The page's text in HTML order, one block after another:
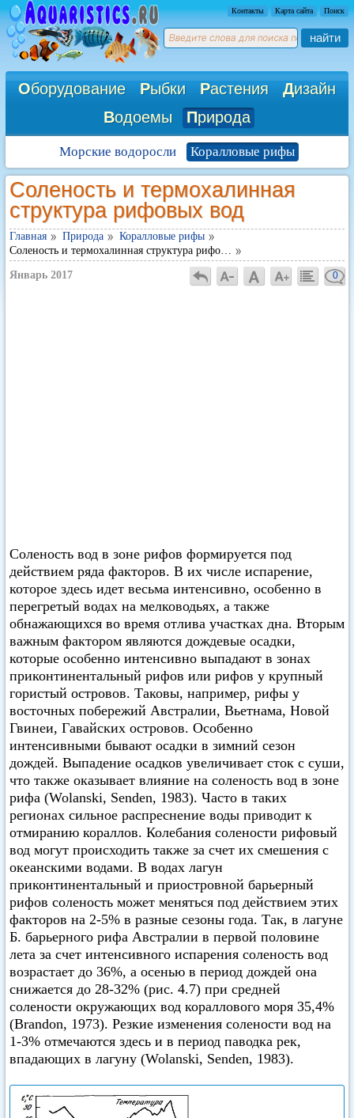
Контакты Карта сайта Поиск
найти
Оборудование Рыбки Растения Дизайн
Водоемы Природа
Морские водоросли Коралловые рифы
Соленость и термохалинная
структура рифовых вод
Главная Природа
Коралловые рифы
Соленость и термохалинная структура рифо…
Январь 2017 0
Соленость вод в зоне рифов формируется под
действием ряда факторов. В их числе испарение,
которое здесь идет весьма интенсивно, особенно в
перегретый водах на мелководьях, а также
обнажающихся во время отлива участках дна. Вторым
важным фактором являются дождевые осадки,
которые особенно интенсивно выпадают в зонах
приконтинентальный рифов или рифов у крупный
гористый островов. Таковы, например, рифы у
восточных побережий Австралии, Вьетнама, Новой
Гвинеи, Гавайских островов. Особенно
интенсивными бывают осадки в зимний сезон
дождей. Выпадение осадков увеличивает сток с суши,
что также оказывает влияние на соленость вод в зоне
рифа (Wolanski, Senden, 1983). Часто в таких
регионах сильное распреснение воды приводит к
отмиранию кораллов. Колебания солености рифовый
вод могут происходить также за счет их смешения с
океанскими водами. В водах лагун
приконтинентальный и приостровной барьерный
рифов соленость может меняться под действием этих
факторов на 2-5% в разные сезоны года. Так, в лагуне
Б. барьерного рифа Австралии в первой половине
лета за счет интенсивного испарения соленость вод
возрастает до 36%, а осенью в период дождей она
снижается до 28-32% (рис. 4.7) при средней
солености окружающих вод кораллового моря 35,4%
(Brandon, 1973). Резкие изменения солености вод на
1-3% отмечаются здесь и в период паводка рек,
впадающих в лагуну (Wolanski, Senden, 1983).